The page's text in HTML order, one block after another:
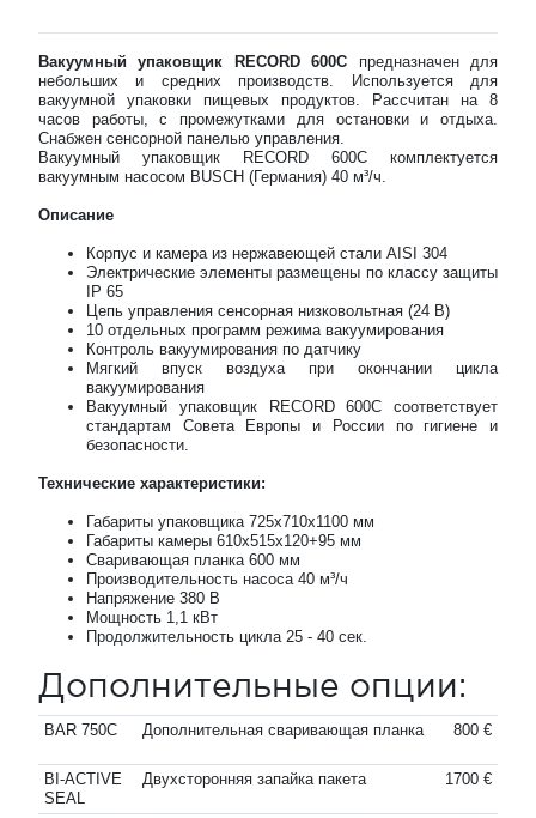
Вакуумный упаковщик RECORD 600C предназначен для
небольших и средних производств. Используется для
вакуумной упаковки пищевых продуктов. Рассчитан на 8
часов работы, с промежутками для остановки и отдыха.
Снабжен сенсорной панелью управления.
Вакуумный упаковщик RECORD 600C комплектуется
вакуумным насосом BUSCH (Германия) 40 м³/ч.
Описание
Корпус и камера из нержавеющей стали AISI 304
Электрические элементы размещены по классу защиты
IP 65
Цепь управления сенсорная низковольтная (24 В)
10 отдельных программ режима вакуумирования
Контроль вакуумирования по датчику
Мягкий впуск воздуха при окончании цикла
вакуумирования
Вакуумный упаковщик RECORD 600C соответствует
стандартам Совета Европы и России по гигиене и
безопасности.
Технические характеристики:
Габариты упаковщика 725х710х1100 мм
Габариты камеры 610х515х120+95 мм
Сваривающая планка 600 мм
Производительность насоса 40 м³/ч
Напряжение 380 В
Мощность 1,1 кВт
Продолжительность цикла 25 - 40 сек.
Дополнительные опции:
BAR 750C Дополнительная сваривающая планка 800 €
BI-ACTIVE
SEAL
Двухсторонняя запайка пакета 1700 €